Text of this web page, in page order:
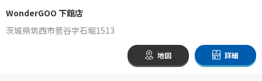
WonderGOO 下館店
茨城県筑西市菅谷字石堀1513
地図 詳細